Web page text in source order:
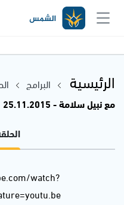
الرئيسية البرامج
مع نبيل سلامة - 25.11.2015
watch?